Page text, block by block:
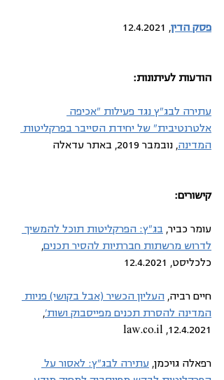
פסק הדין, 12.4.2021
הודעות לעיתונות:
עתירה לבג"ץ נגד פעילות "אכיפה
אלטרנטיבית" של יחידת הסייבר בפרקליטות
המדינה, נובמבר 2019, באתר עדאלה
קישורים:
עומר כביר, בג"ץ: הפרקליטות תוכל להמשיך
לדרוש מרשתות חברתיות להסיר תכנים,
כלכליסט, 12.4.2021
חיים רביה, העליון הכשיר (אבל בקושי) פניות
המדינה להסרת תכנים מפייסבוק ושות',
12.4.2021, law.co.il
רפאלה גויכמן, עתירה לבג"ץ: לאסור על